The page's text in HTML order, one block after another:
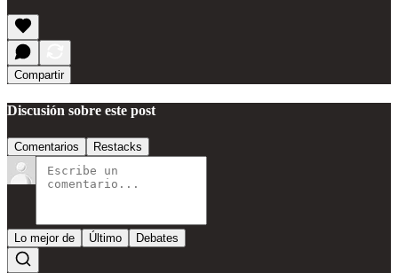
Compartir
Discusión sobre este post
Comentarios Restacks
Lo mejor de Último Debates